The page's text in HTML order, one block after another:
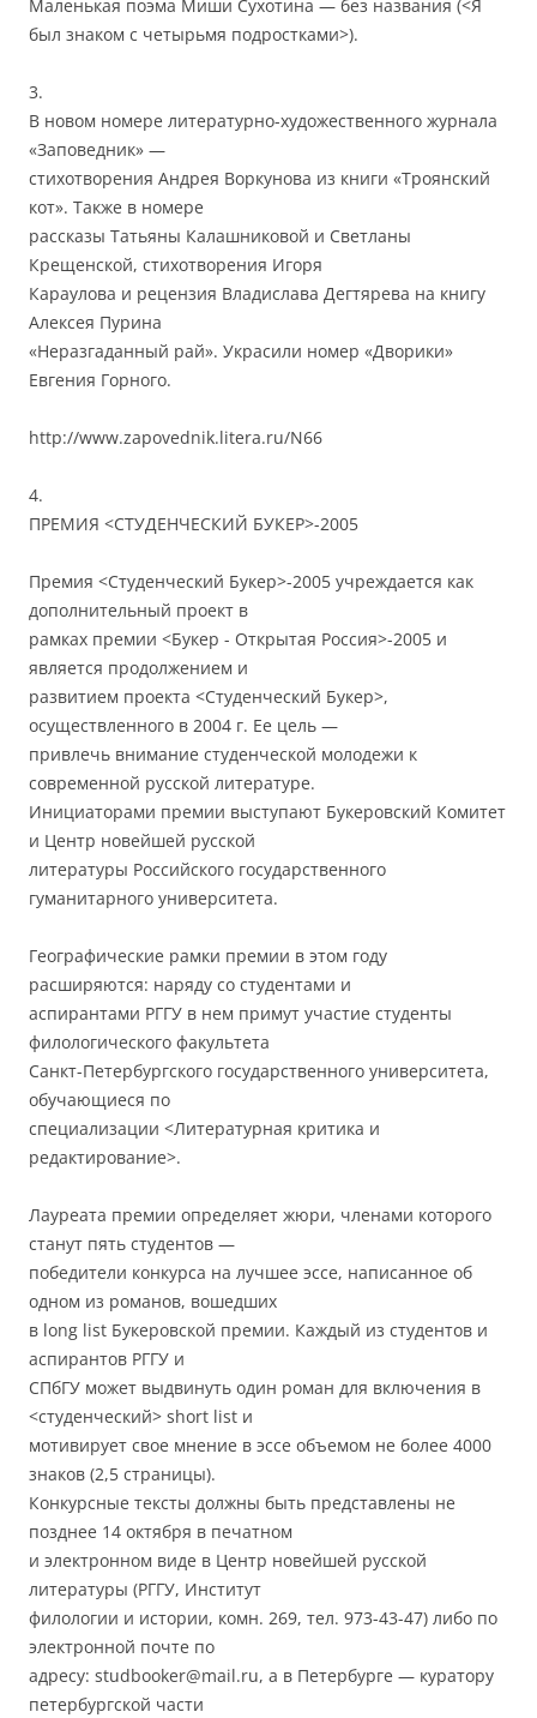
Маленькая поэма Миши Сухотина — без названия (<Я
был знаком с четырьмя подростками>).
3.
В новом номере литературно-художественного журнала
«Заповедник» —
стихотворения Андрея Воркунова из книги «Троянский
кот». Также в номере
рассказы Татьяны Калашниковой и Светланы
Крещенской, стихотворения Игоря
Караулова и рецензия Владислава Дегтярева на книгу
Алексея Пурина
«Неразгаданный рай». Украсили номер «Дворики»
Евгения Горного.
http://www.zapovednik.litera.ru/N66
4.
ПРЕМИЯ <СТУДЕНЧЕСКИЙ БУКЕР>-2005
Премия <Студенческий Букер>-2005 учреждается как
дополнительный проект в
рамках премии <Букер - Открытая Россия>-2005 и
является продолжением и
развитием проекта <Студенческий Букер>,
осуществленного в 2004 г. Ее цель —
привлечь внимание студенческой молодежи к
современной русской литературе.
Инициаторами премии выступают Букеровский Комитет
и Центр новейшей русской
литературы Российского государственного
гуманитарного университета.
Географические рамки премии в этом году
расширяются: наряду со студентами и
аспирантами РГГУ в нем примут участие студенты
филологического факультета
Санкт-Петербургского государственного университета,
обучающиеся по
специализации <Литературная критика и
редактирование>.
Лауреата премии определяет жюри, членами которого
станут пять студентов —
победители конкурса на лучшее эссе, написанное об
одном из романов, вошедших
в long list Букеровской премии. Каждый из студентов и
аспирантов РГГУ и
СПбГУ может выдвинуть один роман для включения в
<студенческий> short list и
мотивирует свое мнение в эссе объемом не более 4000
знаков (2,5 страницы).
Конкурсные тексты должны быть представлены не
позднее 14 октября в печатном
и электронном виде в Центр новейшей русской
литературы (РГГУ, Институт
филологии и истории, комн. 269, тел. 973-43-47) либо по
электронной почте по
адресу: studbooker@mail.ru, а в Петербурге — куратору
петербургской части